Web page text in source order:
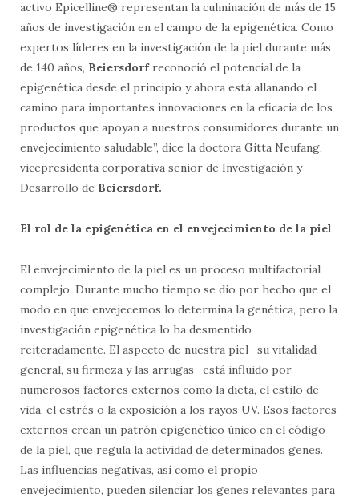
activo Epicelline® representan la culminación de más de 15
años de investigación en el campo de la epigenética. Como
expertos líderes en la investigación de la piel durante más
de 140 años, Beiersdorfreconoció el potencial de la
epigenética desde el principio y ahora está allanando el
camino para importantes innovaciones en la eficacia de los
productos que apoyan a nuestros consumidores durante un
envejecimiento saludable”, dice la doctora Gitta Neufang,
vicepresidenta corporativa senior de Investigación y
Desarrollo de Beiersdorf.
El rol de la epigenética en el envejecimiento de la piel
El envejecimiento de la piel es un proceso multifactorial
complejo. Durante mucho tiempo se dio por hecho que el
modo en que envejecemos lo determina la genética, pero la
investigación epigenética lo ha desmentido
reiteradamente. El aspecto de nuestra piel -su vitalidad
general, su firmeza y las arrugas- está influido por
numerosos factores externos como la dieta, el estilo de
vida, el estrés o la exposición a los rayos UV. Esos factores
externos crean un patrón epigenético único en el código
de la piel, que regula la actividad de determinados genes.
Las influencias negativas, así como el propio
envejecimiento, pueden silenciar los genes relevantes para